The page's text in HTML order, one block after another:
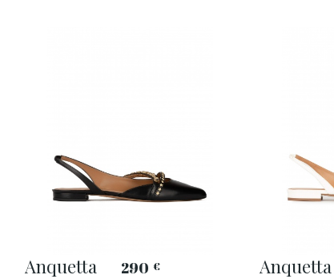
Anquetta 290 € Anquetta